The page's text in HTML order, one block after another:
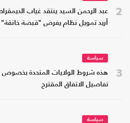
2
عبد الرحمن السيد ينتقد غياب
أريد تمويل نظام يفرض "قبضة
3
سياسة
هذه شروط الولايات المتحدة
تفاصيل الاتفاق المقترح
سياسة